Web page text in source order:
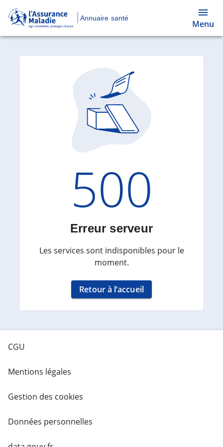
Annuaire santé
Menu
Code
500
Erreur serveur
Les services sont indisponibles pour le
moment.
Retour à l’accueil
CGU
Mentions légales
Gestion des cookies
Données personnelles